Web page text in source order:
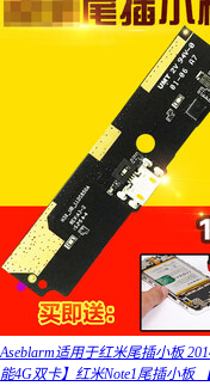
Aseblarm适用于红米尾插小板
能4G双卡】红米Note1尾插小板